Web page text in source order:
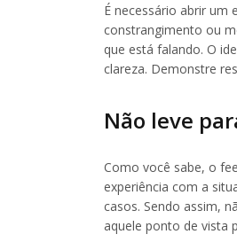
É necessário abrir um
constrangimento ou
que está falando. O
clareza. Demonstre
Não leve
Como você sabe, o
experiência com a
casos. Sendo assim,
aquele ponto de vista